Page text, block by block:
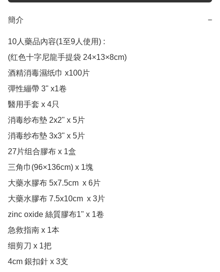
簡介 −
10人藥品內容(1至9人使用) :
(红色十字尼龍手提袋 24×13×8cm)
酒精消毒濕纸巾 x100片
彈性繃帶 3" x1卷
醫用手套 x 4只
消毒纱布墊 2x2" x 5片
消毒纱布墊 3x3" x 5片
27片组合膠布 x 1盒
三角巾(96×136cm) x 1塊
大藥水膠布 5x7.5cm  x 6片
大藥水膠布 7.5x10cm  x 3片
zinc oxide 絲質膠布1" x 1卷
急救指南 x 1本
细剪刀 x 1把